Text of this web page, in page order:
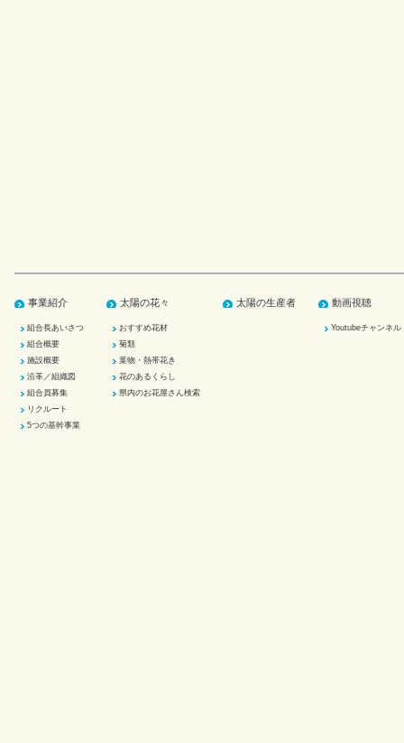
事業紹介
組合長あいさつ
組合概要
施設概要
沿革／組織図
組合員募集
リクルート
5つの基幹事業
太陽の花々
おすすめ花材
菊類
葉物・熱帯花き
花のあるくらし
県内のお花屋さん検索
太陽の生産者 動画視聴
Youtubeチャンネル